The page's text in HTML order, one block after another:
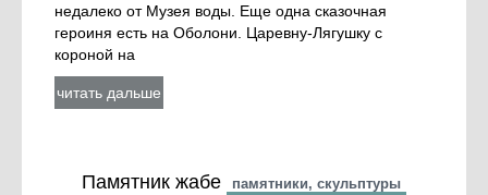
недалеко от Музея воды. Еще одна сказочная
героиня есть на Оболони. Царевну-Лягушку с
короной на
читать дальше
Памятник жабе
памятники, скульптуры